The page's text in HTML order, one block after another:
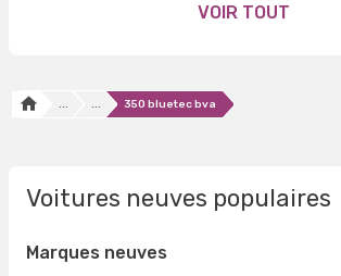
VOIR TOUT
... ... 350 bluetec bva
Voitures neuves populaires
Marques neuves